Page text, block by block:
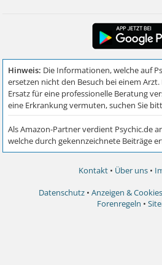
Kontakt • Über uns •
Datenschutz • Anzeigen & Cookies
Forenregeln •